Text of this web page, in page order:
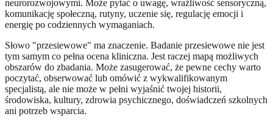
neurorozwojowymi. Może pytać o uwagę, wrażliwość sensoryczną,
komunikację społeczną, rutyny, uczenie się, regulację emocji i
energię po codziennych wymaganiach.
Słowo "przesiewowe" ma znaczenie. Badanie przesiewowe nie jest
tym samym co pełna ocena kliniczna. Jest raczej mapą możliwych
obszarów do zbadania. Może zasugerować, że pewne cechy warto
poczytać, obserwować lub omówić z wykwalifikowanym
specjalistą, ale nie może w pełni wyjaśnić twojej historii,
środowiska, kultury, zdrowia psychicznego, doświadczeń szkolnych
ani potrzeb wsparcia.